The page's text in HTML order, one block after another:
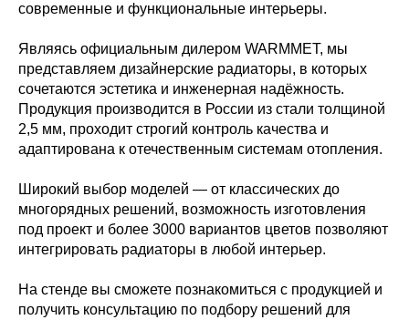
современные и функциональные интерьеры.
Являясь официальным дилером WARMMET, мы
представляем дизайнерские радиаторы, в которых
сочетаются эстетика и инженерная надёжность.
Продукция производится в России из стали толщиной
2,5 мм, проходит строгий контроль качества и
адаптирована к отечественным системам отопления.
Широкий выбор моделей — от классических до
многорядных решений, возможность изготовления
под проект и более 3000 вариантов цветов позволяют
интегрировать радиаторы в любой интерьер.
На стенде вы сможете познакомиться с продукцией и
получить консультацию по подбору решений для